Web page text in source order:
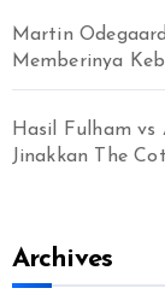
Martin
Memberinya
Hasil Fulham vs
Jinakkan The
Archives